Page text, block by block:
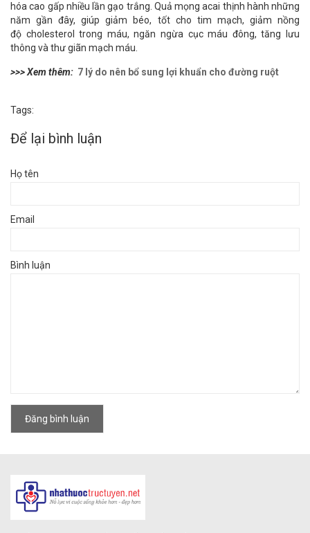
hóa cao gấp nhiều lần gạo trắng. Quả mọng acai thịnh hành những
năm gần đây, giúp giảm béo, tốt cho tim mạch, giảm nồng
độ cholesterol trong máu, ngăn ngừa cục máu đông, tăng lưu
thông và thư giãn mạch máu.
>>> Xem thêm: 7 lý do nên bổ sung lợi khuẩn cho đường ruột
Tags:
Để lại bình luận
Họ tên
Email
Bình luận
Đăng bình luận